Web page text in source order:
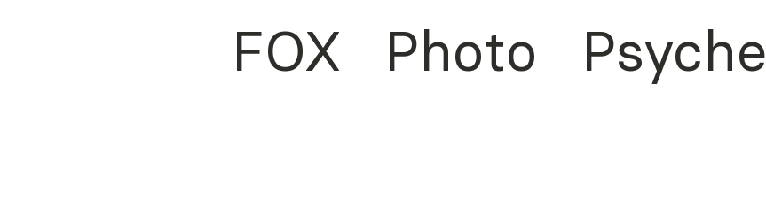
FOX Photo Psyche